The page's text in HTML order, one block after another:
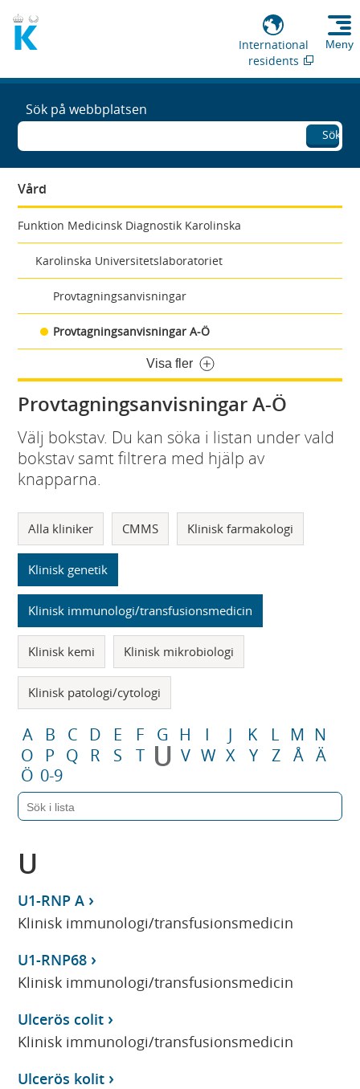
International
residents
Meny
Sök på webbplatsen
Sök
Vård
Funktion Medicinsk Diagnostik Karolinska
Karolinska Universitetslaboratoriet
Provtagningsanvisningar
Provtagningsanvisningar A-Ö
Visa fler
Provtagningsanvisningar A-Ö
Välj bokstav. Du kan söka i listan under vald
bokstav samt filtrera med hjälp av
knapparna.
Alla kliniker CMMS Klinisk farmakologi
Klinisk genetik
Klinisk immunologi/transfusionsmedicin
Klinisk kemi Klinisk mikrobiologi
Klinisk patologi/cytologi
A B C D E F G H I J K L M N
O
P Q R S T U V W X Y Z Å Ä
Ö 0-9
U
U1-RNP A
Klinisk immunologi/transfusionsmedicin
U1-RNP68
Klinisk immunologi/transfusionsmedicin
Ulcerös colit
Klinisk immunologi/transfusionsmedicin
Ulcerös kolit